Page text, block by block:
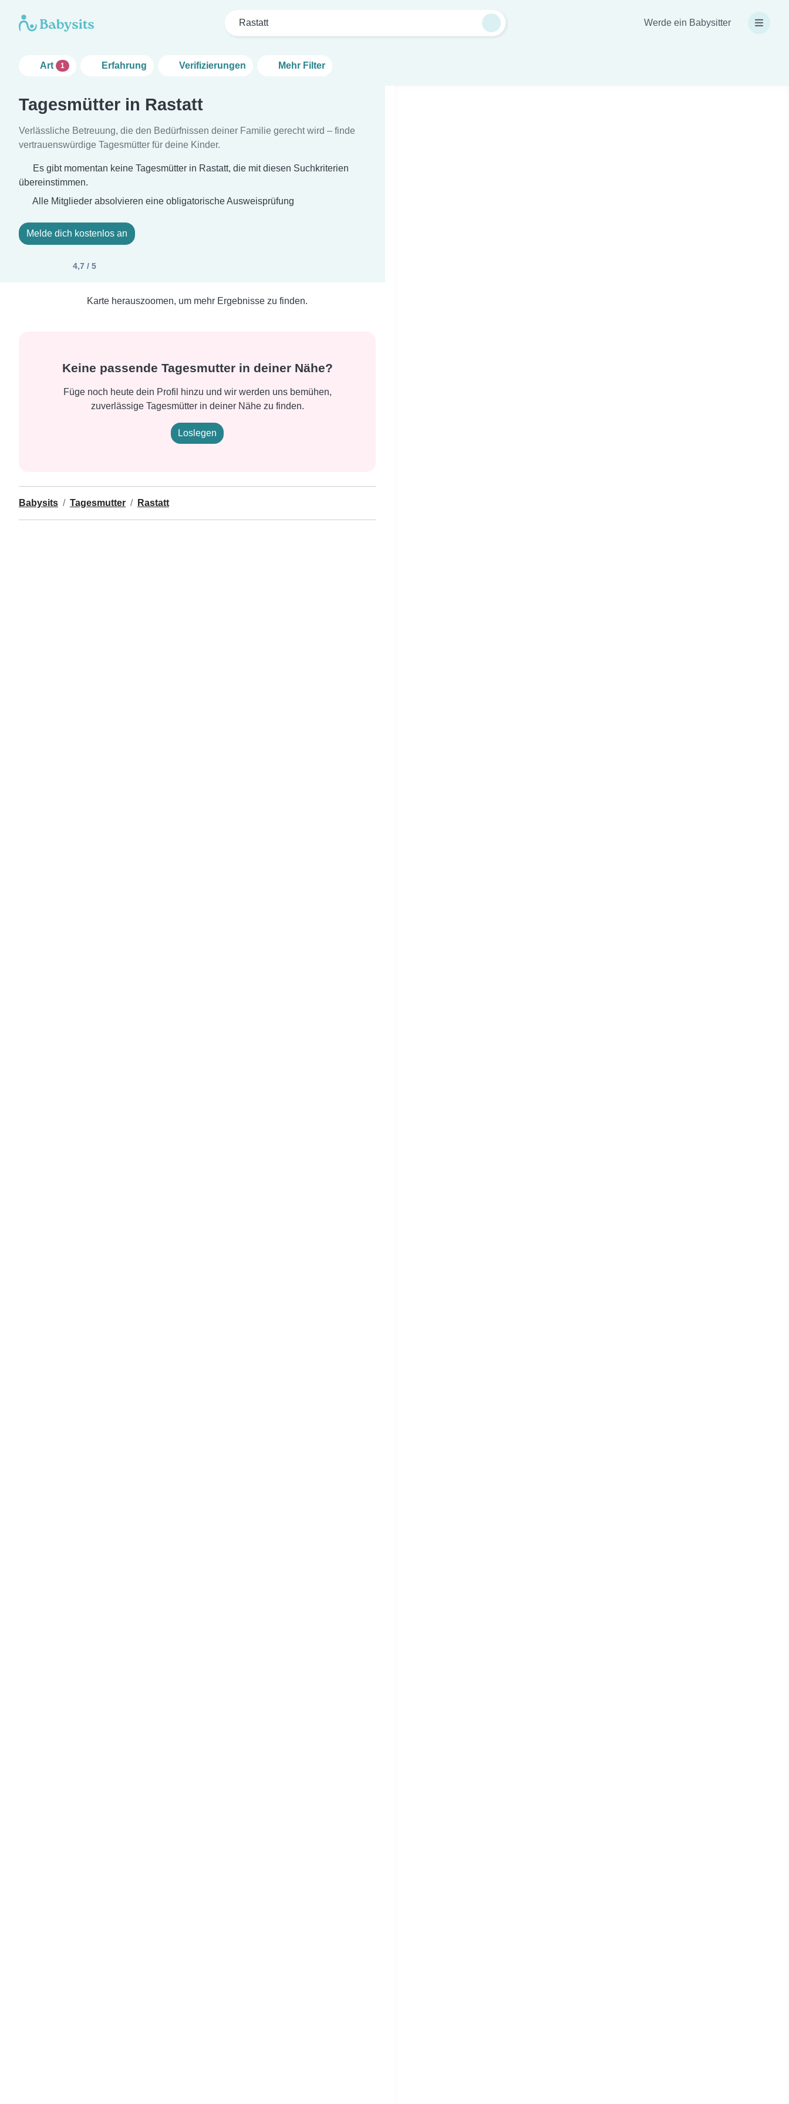
Rastatt Werde ein Babysitter
Art 1 Erfahrung Verifizierungen Mehr Filter
Tagesmütter in Rastatt
Verlässliche Betreuung, die den Bedürfnissen deiner Familie gerecht wird – finde
vertrauenswürdige Tagesmütter für deine Kinder.
Es gibt momentan keine Tagesmütter in Rastatt, die mit diesen Suchkriterien
übereinstimmen.
Alle Mitglieder absolvieren eine obligatorische Ausweisprüfung
Melde dich kostenlos an
4,7 / 5
Karte herauszoomen, um mehr Ergebnisse zu finden.
Keine passende Tagesmutter in deiner Nähe?
Füge noch heute dein Profil hinzu und wir werden uns bemühen,
zuverlässige Tagesmütter in deiner Nähe zu finden.
Loslegen
Babysits Tagesmutter Rastatt